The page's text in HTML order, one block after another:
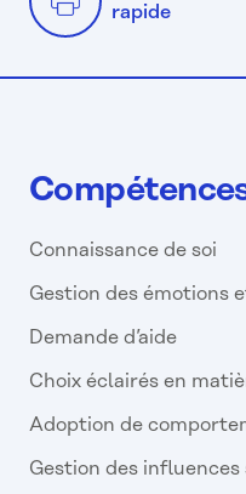
rapide
Connaissance de soi
Gestion des émotions
Demande d’aide
Choix éclairés en
Adoption de
Gestion des influences